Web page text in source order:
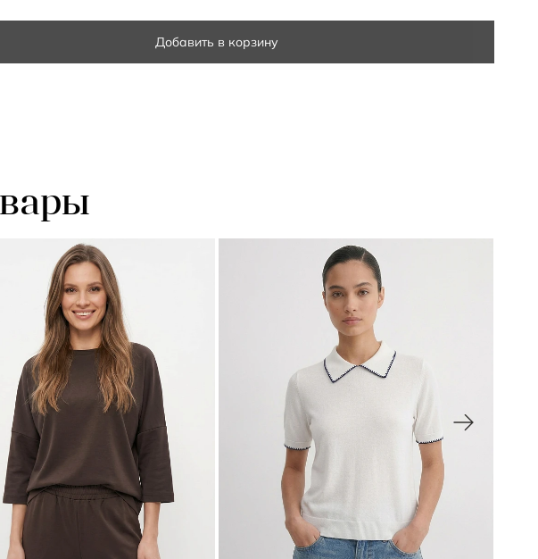
крой
Добавить в корзину